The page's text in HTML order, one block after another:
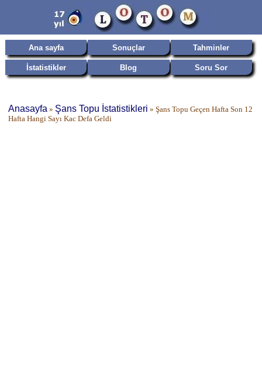
Ana sayfa Sonuçlar Tahminler
İstatistikler Blog Soru Sor
Anasayfa » Şans Topu İstatistikleri » Şans Topu Geçen Hafta Son 12
Hafta Hangi Sayı Kac Defa Geldi